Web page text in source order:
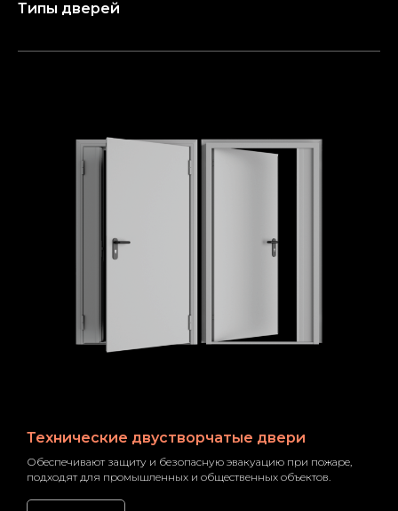
Типы дверей
Технические двустворчатые двери
Обеспечивают защиту и безопасную эвакуацию при пожаре,
подходят для промышленных и общественных объектов.